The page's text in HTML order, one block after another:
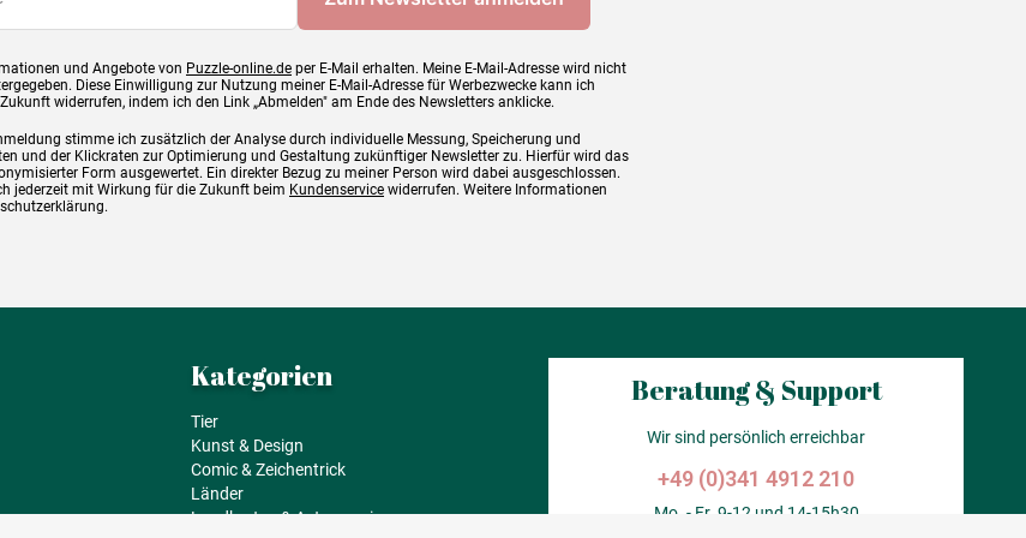
und Angebote von Puzzle-online.de per E-Mail erhalten. Meine E-Mail-Adresse wird nicht
Diese Einwilligung zur Nutzung meiner E-Mail-Adresse für Werbezwecke kann ich
widerrufen, indem ich den Link „Abmelden" am Ende des Newsletters anklicke.
stimme ich zusätzlich der Analyse durch individuelle Messung, Speicherung und
und der Klickraten zur Optimierung und Gestaltung zukünftiger Newsletter zu. Hierfür wird das
Form ausgewertet. Ein direkter Bezug zu meiner Person wird dabei ausgeschlossen.
jederzeit mit Wirkung für die Zukunft beim Kundenservice widerrufen. Weitere Informationen
Kategorien
Tier
Kunst & Design
Comic & Zeichentrick
Länder
Landkarten & Astronomie
Beratung & Support
Wir sind persönlich erreichbar
+49 (0)341 4912 210
Mo. - Fr. 9-12 und 14-15h30